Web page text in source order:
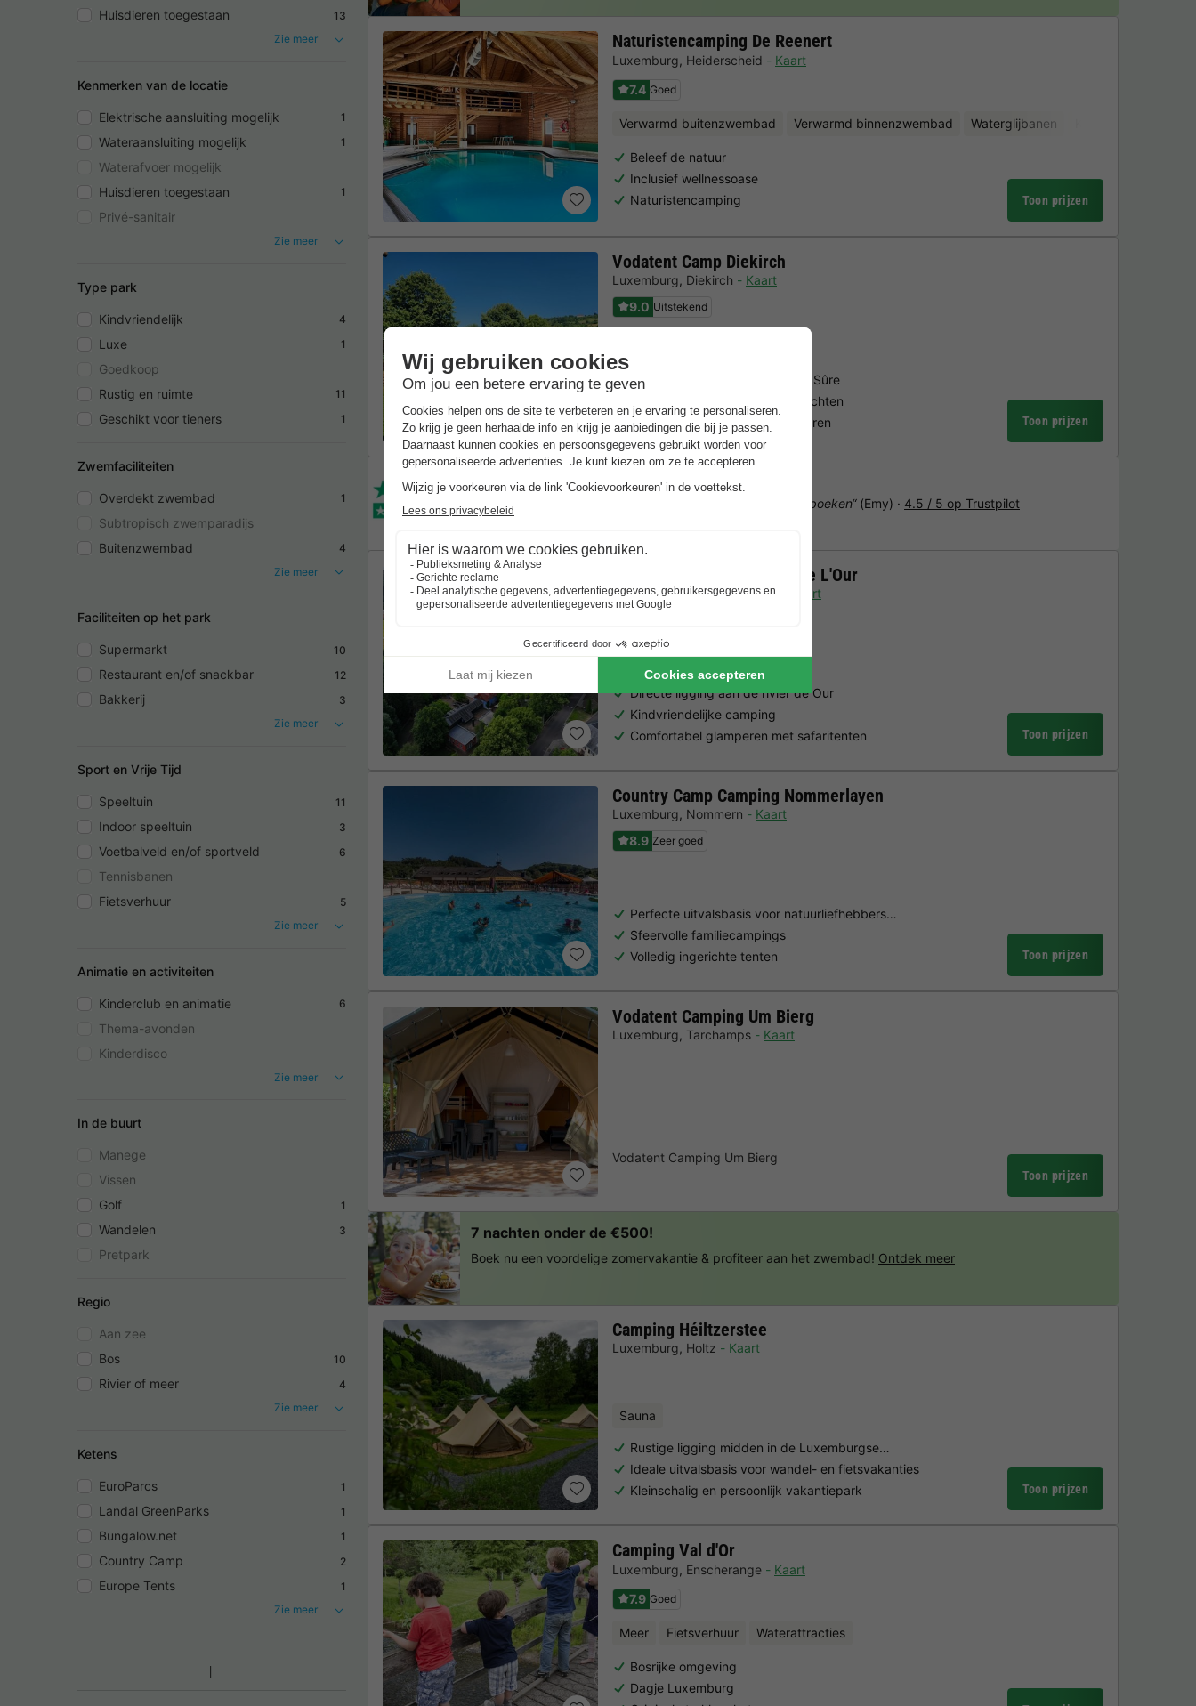
Huisdieren toegestaan
13
Zie meer
Kenmerken van de locatie
Elektrische aansluiting mogelijk 1
Wateraansluiting mogelijk 1
Waterafvoer mogelijk
Huisdieren toegestaan
1
Privé-sanitair
Zie meer
Type park
Kindvriendelijk 4
Luxe 1
Goedkoop
Rustig en ruimte
11
Geschikt voor tieners 1
Zwemfaciliteiten
Overdekt zwembad 1
Subtropisch zwemparadijs
Buitenzwembad
4
Zie meer
Faciliteiten op het park
Supermarkt 10
Restaurant en/of snackbar 12
Bakkerij
3
Zie meer
Sport en Vrije Tijd
Speeltuin 11
Indoor speeltuin 3
Voetbalveld en/of sportveld 6
Tennisbanen
Fietsverhuur
5
Zie meer
Animatie en activiteiten
Kinderclub en animatie 6
Thema-avonden
Kinderdisco
Zie meer
In de buurt
Manege
Vissen
Golf
1
Wandelen 3
Pretpark
Regio
Aan zee
Bos
10
Rivier of meer
4
Zie meer
Ketens
EuroParcs 1
Landal GreenParks 1
Bungalow.net 1
Country Camp 2
Europe Tents
1
Zie meer
Naturistencamping De Reenert
Luxemburg, Heiderscheid
Kaart
7.4 Goed
Verwarmd buitenzwembad Verwarmd binnenzwembad Waterglijbanen
Beleef de natuur
Inclusief wellnessoase
Naturistencamping
Toon prijzen
Vodatent Camp Diekirch
Luxemburg, Diekirch
Kaart
9.0 Uitstekend
Direct gelegen aan de rivier de Sûre
Perfect voor wandel- en fietstochten
Animatieprogramma voor kinderen
Toon prijzen
Vodatent Camping Vallee de L'Our
Luxemburg,Untereisenbach
Kaart
Directe ligging aan de rivier de Our
Kindvriendelijke camping
Comfortabel glamperen met safaritenten
Toon prijzen
Country Camp Camping Nommerlayen
Luxemburg, Nommern
Kaart
8.9 Zeer goed
Perfecte uitvalsbasis voor natuurliefhebbers…
Sfeervolle familiecampings
Volledig ingerichte tenten
Toon prijzen
Vodatent Camping Um Bierg
Luxemburg, Tarchamps Kaart
Vodatent Camping Um Bierg
Toon prijzen
Camping Héiltzerstee
Luxemburg, Holtz Kaart
Sauna
Rustige ligging midden in de Luxemburgse…
Ideale uitvalsbasis voor wandel- en fietsvakanties
Kleinschalig en persoonlijk vakantiepark
Toon prijzen
Camping Val d'Or
Luxemburg, Enscherange
Kaart
7.9 Goed
Meer Fietsverhuur Waterattracties
Bosrijke omgeving
Dagje Luxemburg
Al 10.064+ reizigers gingen je voor! — „Al vakantie bij het boeken“(Emy) · 4.5 / 5 op Trustpilot
7 nachten onder de €500!
Boek nu een voordelige zomervakantie & profiteer aan het zwembad! Ontdek meer